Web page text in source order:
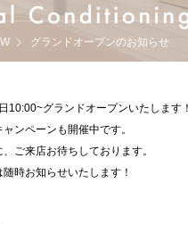
グランドオープンのお知らせ
10:00~グランドオープンいたします！
ンペーンも開催中です。
ご来店お待ちしております。
時お知らせいたします！